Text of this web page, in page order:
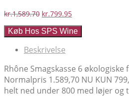
kr.1,589.70 Den
pris
kr.1,589.70.
kr.799.95Den
pris
Køb Hos SPS Wine
Beskrivelse
Rhône Smagskasse 6 økologiske
Normalpris 1.589,70 NU KUN
helt ned under 800 med løjer og